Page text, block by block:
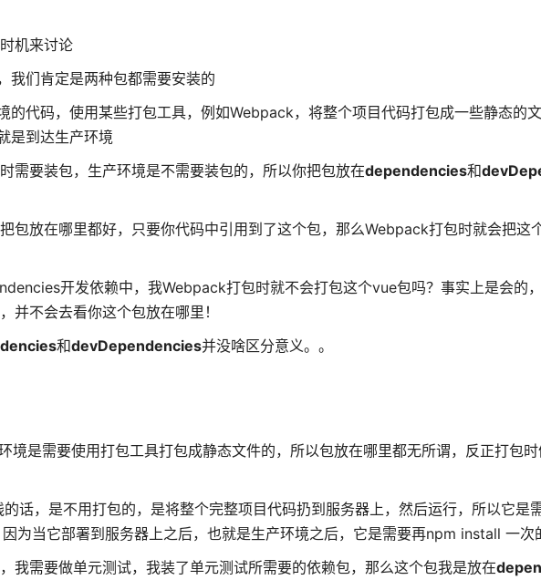
机来讨论
我们肯定是两种包都需要安装的
的代码，使用某些打包工具，例如Webpack，将整个项目代码打包成一些静态的
是到达生产环境
需要装包，生产环境是不需要装包的，所以你把包放在dependencies和
包放在哪里都好，只要你代码中引用到了这个包，那么Webpack打包时就会把这
开发依赖中，我Webpack打包时就不会打包这个vue包吗？事实上是会的
并不会去看你这个包放在哪里！
和devDependencies并没啥区分意义。。
境是需要使用打包工具打包成静态文件的，所以包放在哪里都无所谓，反正打包时
话，是不用打包的，是将整个完整项目代码扔到服务器上，然后运行，所以它是
为当它部署到服务器上之后，也就是生产环境之后，它是需要再npm install 一次
我需要做单元测试，我装了单元测试所需要的依赖包，那么这个包我是放在